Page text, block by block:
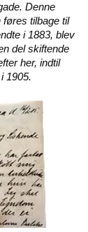
Denne
tilbage til
i 1883, blev
del skiftende
her, indtil
1905.